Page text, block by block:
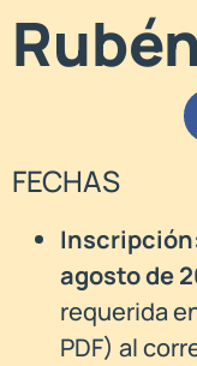
FECHAS
agosto de
requerida
PDF) al